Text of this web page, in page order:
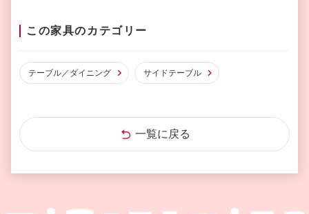
この家具のカテゴリー
テーブル／ダイニング サイドテーブル
一覧に戻る